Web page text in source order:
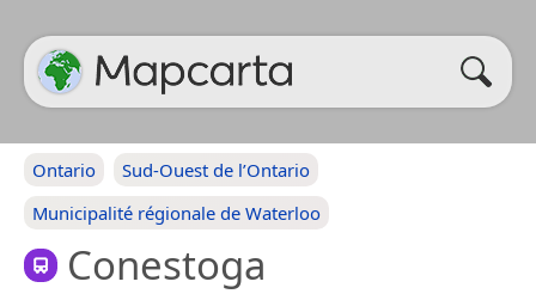
Ontario
Sud-Ouest de l’Ontario
Municipalité régionale de Waterloo
Conestoga